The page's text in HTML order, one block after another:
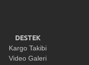
DESTEK
Kargo Takibi
Video Galeri